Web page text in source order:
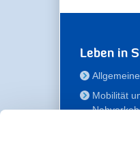
Leben in
Mobilität